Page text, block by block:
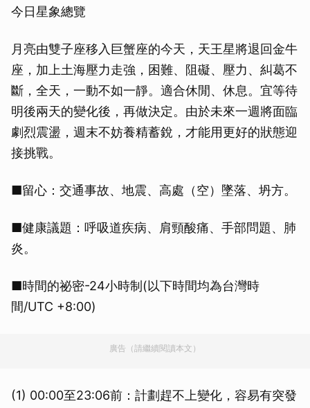
今日星象總覽
月亮由雙子座移入巨蟹座的今天，天王星將退回金牛
座，加上土海壓力走強，困難、阻礙、壓力、糾葛不
斷，全天，一動不如一靜。適合休閒、休息。宜等待
明後兩天的變化後，再做決定。由於未來一週將面臨
劇烈震盪，週末不妨養精蓄銳，才能用更好的狀態迎
接挑戰。
■留心：交通事故、地震、高處（空）墜落、坍方。
■健康議題：呼吸道疾病、肩頸酸痛、手部問題、肺
炎。
■時間的祕密-24小時制(以下時間均為台灣時
間/UTC +8:00)
廣告（請繼續閱讀本文）
(1) 00:00至23:06前：計劃趕不上變化，容易有突發